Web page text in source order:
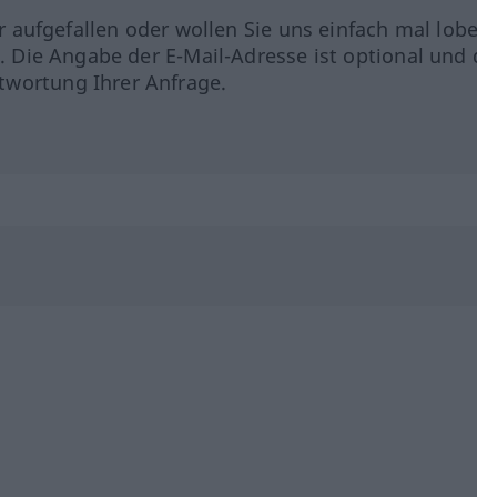
oder wollen Sie uns einfach mal
Die Angabe der E-Mail-Adresse ist optional und
Ihrer Anfrage.